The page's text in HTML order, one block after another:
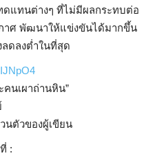
ดแทนต่างๆ ที่ไม่มีผลกระทบต่อ
าศ พัฒนาให้แข่งขันได้มากขึ้น
ดลงต่ำในที่สุด
คนเผาถ่านหิน”
นตัวของผู้เขียน
: